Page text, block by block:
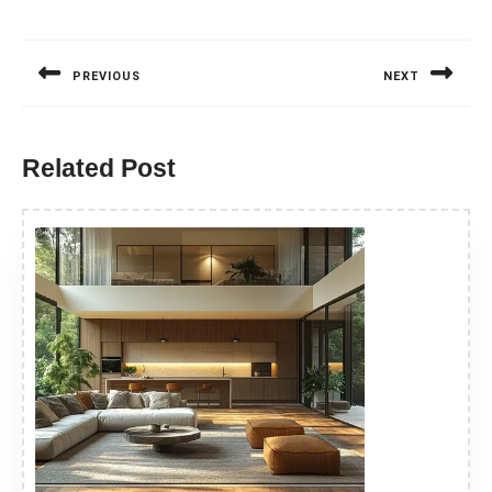
PREVIOUS NEXT
Related Post